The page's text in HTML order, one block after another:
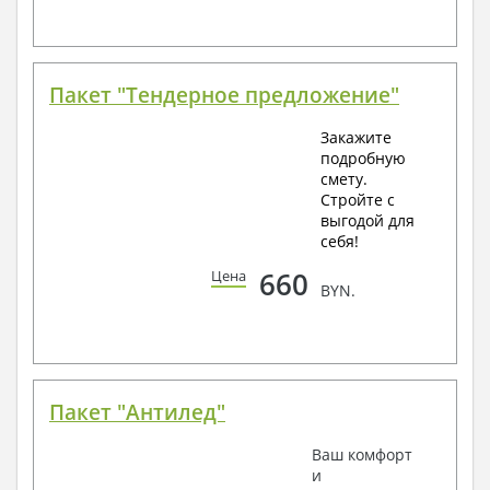
Пакет "Тендерное предложение"
Закажите
подробную
смету.
Стройте с
выгодой для
себя!
Цена 660 BYN.
Пакет "Антилед"
Ваш комфорт
и